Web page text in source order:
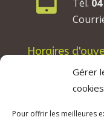
Gérer
cookies
Pour offrir les meilleures
Tél.
Horaires
Les lundis,
13h30 à 17h30.